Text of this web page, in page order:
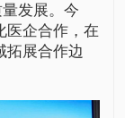
发展。今
医企合作，在
拓展合作边